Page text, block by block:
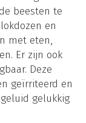
beesten te
en
met eten,
Er zijn ook
Deze
geïrriteerd en
gelukkig